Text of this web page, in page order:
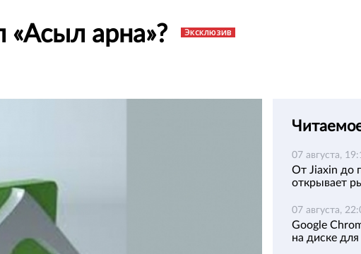
«Асыл арна»? Эксклюзив
07 августа,
От Jiaxin до
открывает
07 августа,
Google
на диске